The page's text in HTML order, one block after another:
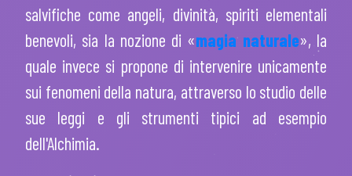
salvifiche come angeli, divinità, spiriti elementali
benevoli, sia la nozione di «magia naturale», la
quale invece si propone di intervenire unicamente
sui fenomeni della natura, attraverso lo studio delle
sue leggi e gli strumenti tipici ad esempio
dell'Alchimia.